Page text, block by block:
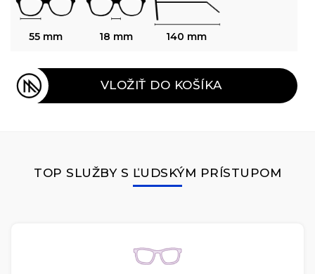
55 mm 18 mm 140 mm
VLOŽIŤ DO KOŠÍKA
TOP SLUŽBY S ĽUDSKÝM PRÍSTUPOM